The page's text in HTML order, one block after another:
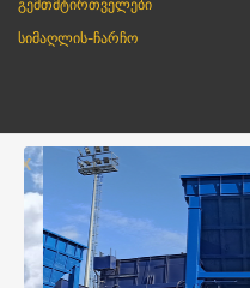
ᲒᲔᲛᲗᲛᲢᲘᲠᲗᲕᲔᲚᲔᲑᲘ
ᲡᲘᲛᲐᲦᲚᲘᲡ-ᲩᲐᲠᲩᲝ